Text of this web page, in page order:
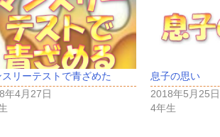
スリーテストで青ざめた
年4月27日
息子の思い
2018年5月25日
4年生